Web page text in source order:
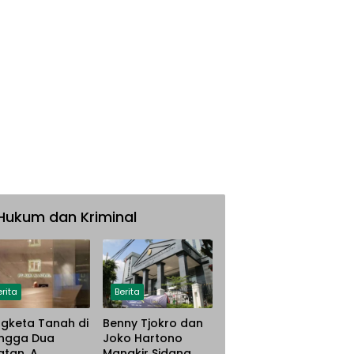
dan Kriminal
Tanah di
Dua
Berita
Benny Tjokro dan
Joko Hartono